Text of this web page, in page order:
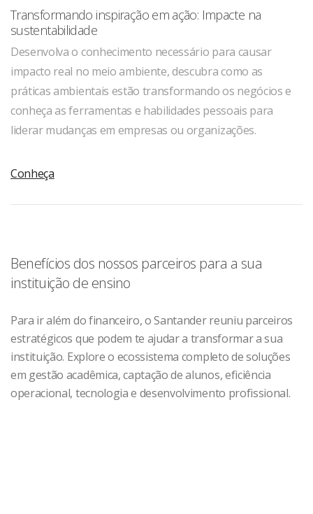
Transformando inspiração em ação: Impacte na
sustentabilidade
Desenvolva o conhecimento necessário para causar
impacto real no meio ambiente, descubra como as
práticas ambientais estão transformando os negócios e
conheça as ferramentas e habilidades pessoais para
liderar mudanças em empresas ou organizações.
Conheça
Benefícios dos nossos parceiros para a sua
instituição de ensino
Para ir além do financeiro, o Santander reuniu parceiros
estratégicos que podem te ajudar a transformar a sua
instituição. Explore o ecossistema completo de soluções
em gestão acadêmica, captação de alunos, eficiência
operacional, tecnologia e desenvolvimento profissional.